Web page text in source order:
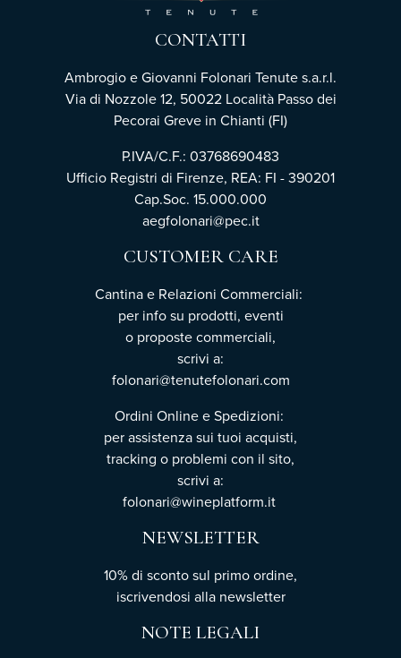
CONTATTI
Ambrogio e Giovanni Folonari Tenute s.a.r.l.
Via di Nozzole 12, 50022 Località Passo dei
Pecorai Greve in Chianti (FI)
P.IVA/C.F.: 03768690483
Ufficio Registri di Firenze, REA: FI - 390201
Cap.Soc. 15.000.000
aegfolonari@pec.it
CUSTOMER CARE
Cantina e Relazioni Commerciali:
per info su prodotti, eventi
o proposte commerciali,
scrivi a:
folonari@tenutefolonari.com
Ordini Online e Spedizioni:
per assistenza sui tuoi acquisti,
tracking o problemi con il sito,
scrivi a:
folonari@wineplatform.it
NEWSLETTER
10% di sconto sul primo ordine,
iscrivendosi alla newsletter
NOTE LEGALI